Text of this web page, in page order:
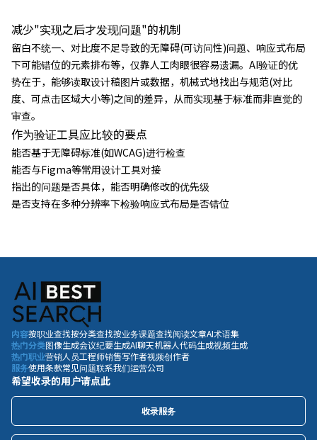
减少"实现之后才发现问题"的机制
留白不统一、对比度不足导致的无障碍(可访问性)问题、响应式布局
下可能错位的元素排布等，仅靠人工肉眼很容易遗漏。AI验证的优
势在于，能够读取设计稿图片或数据，机械式地找出与规范(对比
度、可点击区域大小等)之间的差异，从而实现基于标准而非直觉的
审查。
作为验证工具应比较的要点
能否基于无障碍标准(如WCAG)进行检查
能否与Figma等常用设计工具对接
指出的问题是否具体，能否明确修改的优先级
是否支持在多种分辨率下检验响应式布局是否错位
内容按职业查找按分类查找按业务课题查找阅读文章AI术语集
热门分类图像生成会议纪要生成AI聊天机器人代码生成视频生成
热门职业营销人员工程师销售写作者视频创作者
服务使用条款常见问题联系我们运营公司
希望收录的用户请点此
收录服务